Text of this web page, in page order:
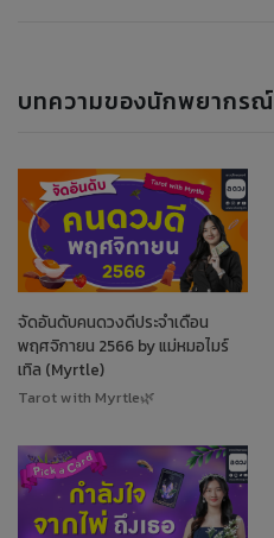
บทความของนักพยากรณ์
จัดอันดับคนดวงดีประจำเดือน
พฤศจิกายน 2566 by แม่หมอไมร์
เทิล (Myrtle)
Tarot with Myrtle🌿